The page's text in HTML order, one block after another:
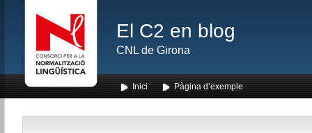
El C2 en blog
CNL de Girona
Inici Pàgina d’exemple